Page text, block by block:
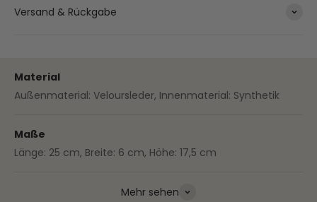
Versand & Rückgabe
Material
Außenmaterial: Veloursleder, Innenmaterial: Synthetik
Maße
Länge: 25 cm, Breite: 6 cm, Höhe: 17,5 cm
Mehr sehen